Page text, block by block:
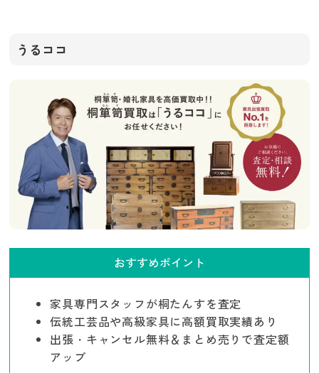
うるココ
おすすめポイント
家具専門スタッフが桐たんすを査定
伝統工芸品や高級家具に高額買取実績あり
出張・キャンセル無料＆まとめ売りで査定額
アップ